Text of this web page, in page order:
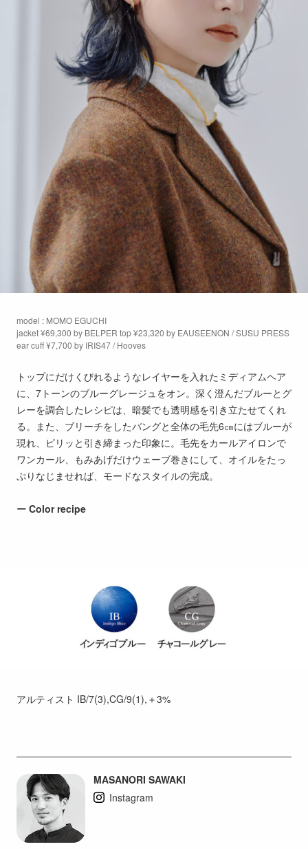
model : MOMO EGUCHI
jacket ¥69,300 by BELPER top ¥23,320 by EAUSEENON / SUSU PRESS
ear cuff ¥7,700 by IRIS47 / Hooves
トップにだけくびれるようなレイヤーを入れたミディアムヘア
に、7トーンのブルーグレージュをオン。深く澄んだブルーとグ
レーを調合したレシピは、暗髪でも透明感を引き立たせてくれ
る。また、ブリーチをしたバングと全体の毛先6㎝にはブルーが
現れ、ピリッと引き締まった印象に。毛先をカールアイロンで
ワンカール、もみあげだけウェーブ巻きにして、オイルをたっ
ぷりなじませれば、モードなスタイルの完成。
ー Color recipe
アルティスト IB/7(3),CG/9(1),＋3%
MASANORI SAWAKI
Instagram